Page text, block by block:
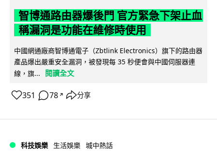
智博通路由器爆後門 官方緊急下架止血
稱漏洞是功能在維修時使用
中國網通廠商智博通電子（Zbtlink Electronics）旗下的路由器
產品爆出嚴重安全漏洞，被發現每 35 秒便會與中國伺服器連
線，旗...
閱讀全文
351 78 ↗ 分享
科技娛樂 生活娛樂 城中熱話